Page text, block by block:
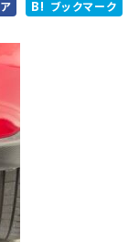
ブックマーク